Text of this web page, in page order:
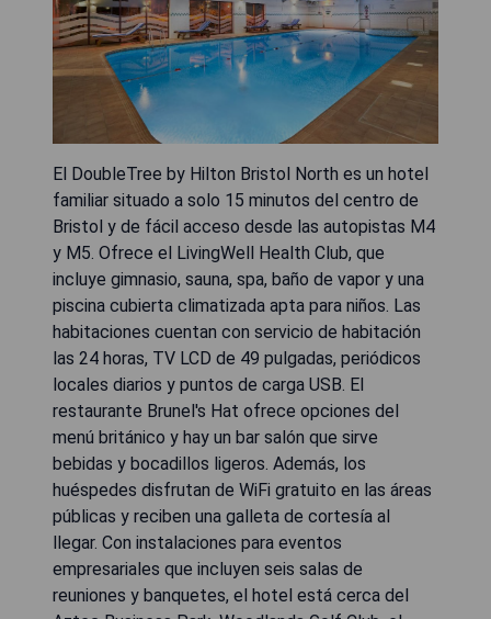
El DoubleTree by Hilton Bristol North es un hotel
familiar situado a solo 15 minutos del centro de
Bristol y de fácil acceso desde las autopistas M4
y M5. Ofrece el LivingWell Health Club, que
incluye gimnasio, sauna, spa, baño de vapor y una
piscina cubierta climatizada apta para niños. Las
habitaciones cuentan con servicio de habitación
las 24 horas, TV LCD de 49 pulgadas, periódicos
locales diarios y puntos de carga USB. El
restaurante Brunel's Hat ofrece opciones del
menú británico y hay un bar salón que sirve
bebidas y bocadillos ligeros. Además, los
huéspedes disfrutan de WiFi gratuito en las áreas
públicas y reciben una galleta de cortesía al
llegar. Con instalaciones para eventos
empresariales que incluyen seis salas de
reuniones y banquetes, el hotel está cerca del